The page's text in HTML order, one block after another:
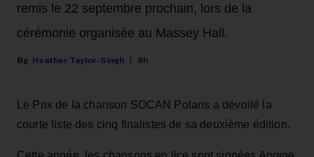
remis le 22 septembre prochain, lors de la
cérémonie organisée au Massey Hall.
Heather Taylor-Singh 8h
Le Prix de la chanson SOCAN Polaris a dévoilé la
courte liste des cinq finalistes de sa deuxième édition.